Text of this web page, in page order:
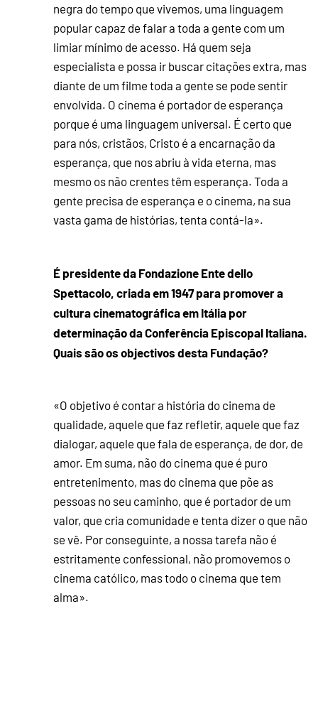
negra do tempo que vivemos, uma linguagem
popular capaz de falar a toda a gente com um
limiar mínimo de acesso. Há quem seja
especialista e possa ir buscar citações extra, mas
diante de um filme toda a gente se pode sentir
envolvida. O cinema é portador de esperança
porque é uma linguagem universal. É certo que
para nós, cristãos, Cristo é a encarnação da
esperança, que nos abriu à vida eterna, mas
mesmo os não crentes têm esperança. Toda a
gente precisa de esperança e o cinema, na sua
vasta gama de histórias, tenta contá-la».
É presidente da Fondazione Ente dello
Spettacolo, criada em 1947 para promover a
cultura cinematográfica em Itália por
determinação da Conferência Episcopal Italiana.
Quais são os objectivos desta Fundação?
«O objetivo é contar a história do cinema de
qualidade, aquele que faz refletir, aquele que faz
dialogar, aquele que fala de esperança, de dor, de
amor. Em suma, não do cinema que é puro
entretenimento, mas do cinema que põe as
pessoas no seu caminho, que é portador de um
valor, que cria comunidade e tenta dizer o que não
se vê. Por conseguinte, a nossa tarefa não é
estritamente confessional, não promovemos o
cinema católico, mas todo o cinema que tem
alma».